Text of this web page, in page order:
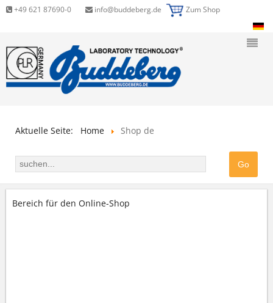
+49 621 87690-0 info@buddeberg.de Zum Shop
Aktuelle Seite: Home Shop de
Bereich für den Online-Shop